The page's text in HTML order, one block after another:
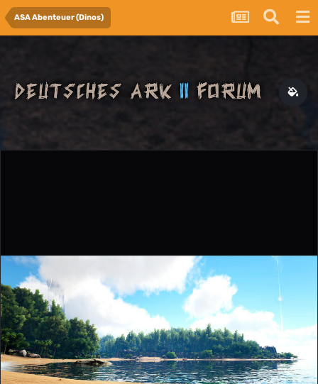
ASA Abenteuer (Dinos)